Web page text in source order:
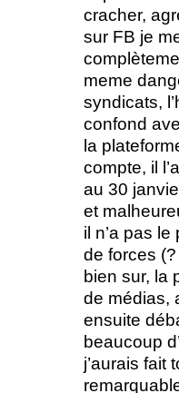
cracher,
sur FB je
meme
syndicats,
confond
la
compte, il
au 30
et
il n’a pas
de forces
bien sur, la
de médias,
ensuite
beaucoup
j’aurais fait